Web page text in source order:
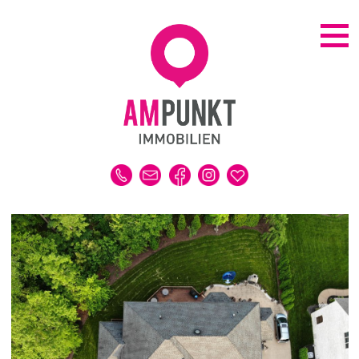
ALLE IMMOBILIEN
GEWERBE
DUBAI-IMMOBILIEN
REFERENZEN
MERKLISTE
VERKAUFEN | VERMIETEN
IMMOBILIENBEWERTUNG